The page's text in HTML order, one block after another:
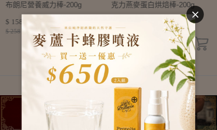
布朗尼營養威力棒-200g
$ 158
$ 258
克力燕麥蛋白烘焙棒-200g
$ 258